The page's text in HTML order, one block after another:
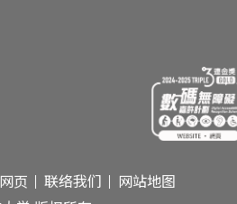
页 联络我们
网站地图